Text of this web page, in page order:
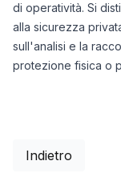
di operatività. Si
alla sicurezza
sull'analisi e la
protezione fisica o
Indietro